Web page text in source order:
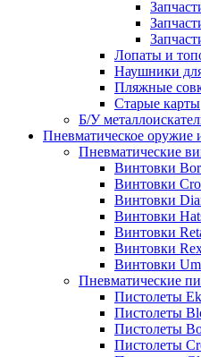
Лопаты и
Наушники
Пляжные
Старые карты
Б/У
Пневматическое оружие
Пневматические
Винтовки
Винтовки
Винтовки
Винтовки
Винтовки
Винтовки
Винтовки
Пневматические
Пистолеты
Пистолеты
Пистолеты
Пистолеты